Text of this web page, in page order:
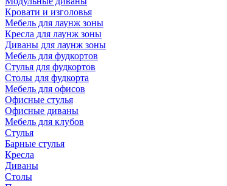
Кровати и изголовья
Мебель для лаунж зоны
Кресла для лаунж зоны
Диваны для лаунж зоны
Мебель для фудкортов
Стулья для фудкортов
Столы для фудкорта
Мебель для офисов
Офисные стулья
Офисные диваны
Мебель для клубов
Стулья
Барные стулья
Кресла
Диваны
Столы